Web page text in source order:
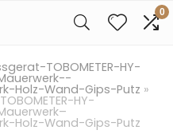
0
TOBOMETER-HY-
Holz-Wand-Gips-Putz »
HY-
Holz-Wand-Gips-Putz